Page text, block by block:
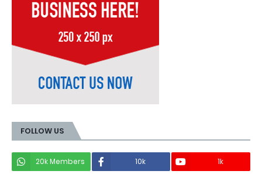
FOLLOW US
20k Members 10k 1k